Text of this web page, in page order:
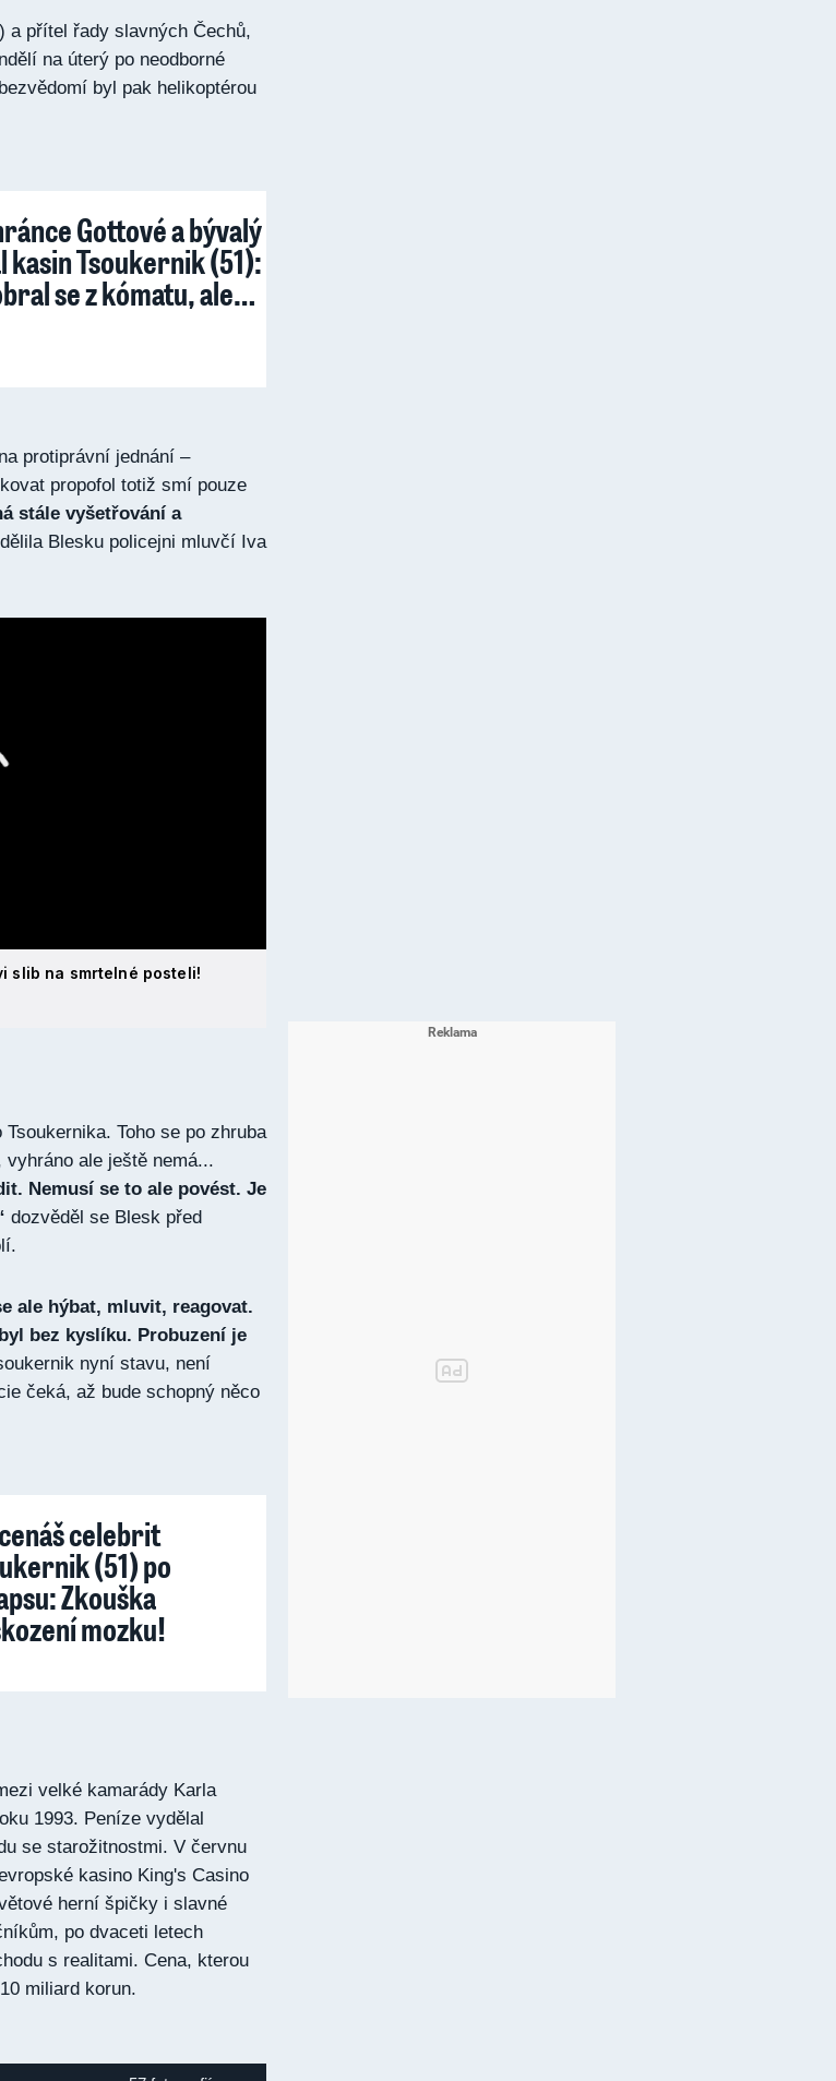
a přítel řady slavných Čechů,
na úterý po neodborné
byl pak helikoptérou
Gottové a bývalý
kasin Tsoukernik (51):
se z kómatu, ale…
protiprávní jednání –
propofol totiž smí pouze
stále vyšetřování a
Blesku policejni mluvčí Iva
slib na smrtelné posteli!
Toho se po zhruba
ale ještě nemá...
Nemusí se to ale povést. Je
dozvěděl se Blesk před
ale hýbat, mluvit, reagovat.
bez kyslíku. Probuzení je
nyní stavu, není
čeká, až bude schopný něco
celebrit
(51) po
Zkouška
mozku!
velké kamarády Karla
1993. Peníze vydělal
se starožitnostmi. V červnu
kasino King's Casino
herní špičky i slavné
po dvaceti letech
s realitami. Cena, kterou
miliard korun.